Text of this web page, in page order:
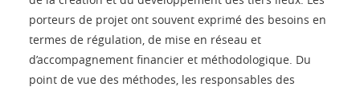
porteurs de projet ont souvent exprimé des besoins en
termes de régulation, de mise en réseau et
d’accompagnement financier et méthodologique. Du
point de vue des méthodes, les responsables des